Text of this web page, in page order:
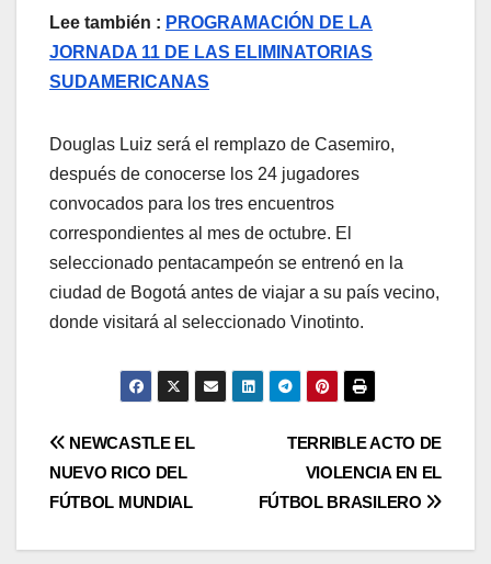
Lee también : PROGRAMACIÓN DE LA
JORNADA 11 DE LAS ELIMINATORIAS
SUDAMERICANAS
Douglas Luiz será el remplazo de Casemiro,
después de conocerse los 24 jugadores
convocados para los tres encuentros
correspondientes al mes de octubre. El
seleccionado pentacampeón se entrenó en la
ciudad de Bogotá antes de viajar a su país vecino,
donde visitará al seleccionado Vinotinto.
TERRIBLE ACTO DE
VIOLENCIA EN EL
FÚTBOL BRASILERO
NEWCASTLE EL
NUEVO RICO DEL
FÚTBOL MUNDIAL